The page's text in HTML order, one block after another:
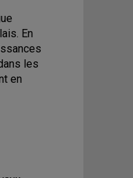
En
les
en